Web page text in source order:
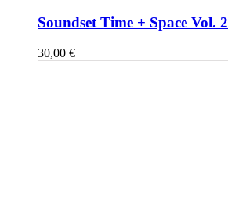
Soundset Time + Space Vol. 2
30,00 €